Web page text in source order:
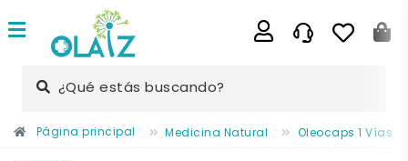
¿Qué estás buscando?
Página principal Medicina Natural Oleocaps 1 Vías